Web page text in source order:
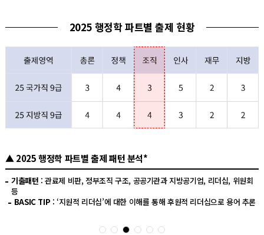
2025 행정학 파트별 출제 현황
▲ 2025 행정학 파트별 출제 패턴 분석*
기출패턴 : 관료제 비판, 정부조직 구조, 공공기관과 지방공기업, 리더십, 위원회
등
BASIC TIP : ‘지원적 리더십’에 대한 이해를 통해 후원적 리더십으로 용어 추론